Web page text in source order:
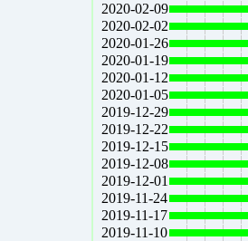
2020-02-09
2020-02-02
2020-01-26
2020-01-19
2020-01-12
2020-01-05
2019-12-29
2019-12-22
2019-12-15
2019-12-08
2019-12-01
2019-11-24
2019-11-17
2019-11-10